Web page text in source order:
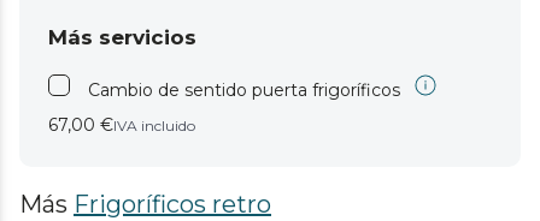
Más servicios
Cambio de sentido puerta frigoríficos
67,00 €IVA incluido
Más Frigoríficos retro